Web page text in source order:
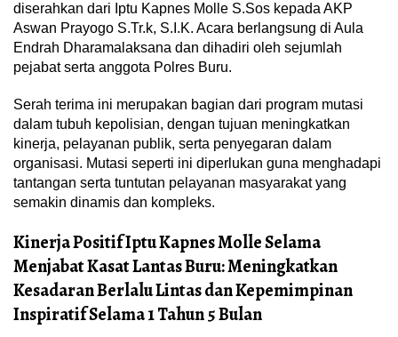
diserahkan dari Iptu Kapnes Molle S.Sos kepada AKP
Aswan Prayogo S.Tr.k, S.I.K. Acara berlangsung di Aula
Endrah Dharamalaksana dan dihadiri oleh sejumlah
pejabat serta anggota Polres Buru.
Serah terima ini merupakan bagian dari program mutasi
dalam tubuh kepolisian, dengan tujuan meningkatkan
kinerja, pelayanan publik, serta penyegaran dalam
organisasi. Mutasi seperti ini diperlukan guna menghadapi
tantangan serta tuntutan pelayanan masyarakat yang
semakin dinamis dan kompleks.
Kinerja Positif Iptu Kapnes Molle Selama
Menjabat Kasat Lantas Buru: Meningkatkan
Kesadaran Berlalu Lintas dan Kepemimpinan
Inspiratif Selama 1 Tahun 5 Bulan